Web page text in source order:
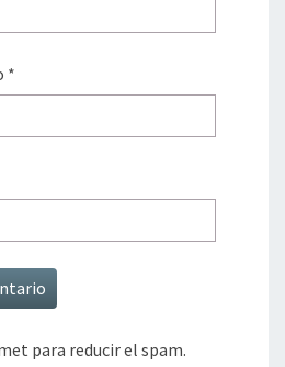
*
para reducir el spam.